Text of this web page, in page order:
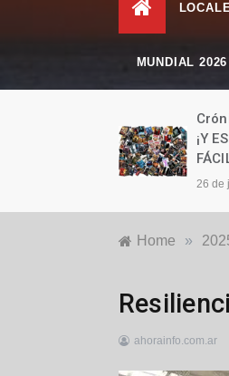
MUNDIAL 2026
¡Y
26 de
Home »
Agro
Economía ,
ahorainfo.com.ar